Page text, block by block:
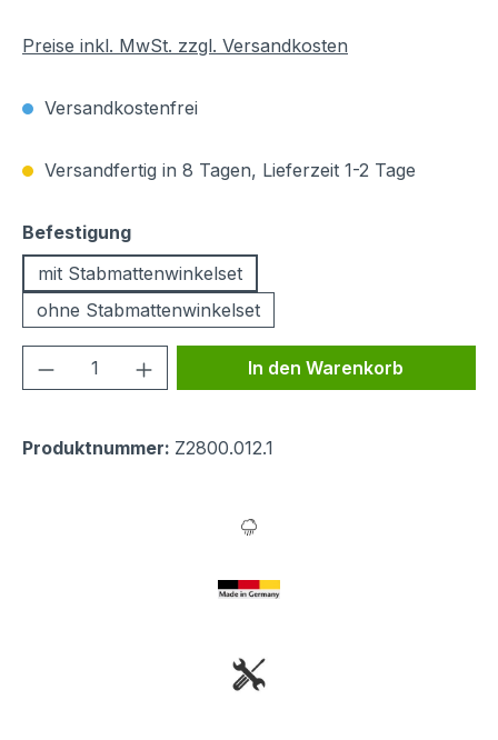
Preise inkl. MwSt. zzgl. Versandkosten
Versandkostenfrei
Versandfertig in 8 Tagen, Lieferzeit 1-2 Tage
Befestigungauswählen
mit Stabmattenwinkelset
ohne Stabmattenwinkelset
Produkt Anzahl: Gib denIn den Warenkorb
Produktnummer: Z2800.012.1